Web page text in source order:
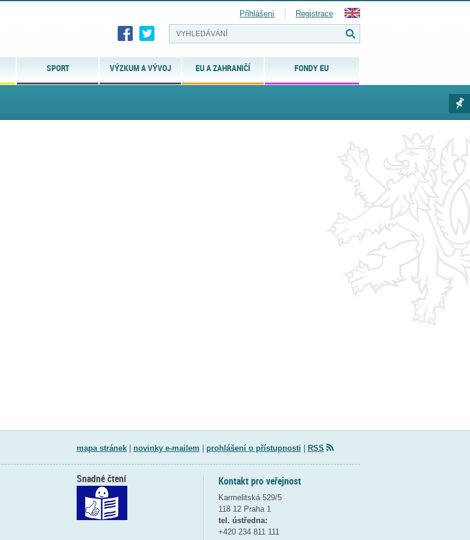
SPORT VÝZKUM A VÝVOJ EU A ZAHRANIČÍ FONDY EU
Přihlášení Registrace
mapa stránek| novinky e-mailem prohlášení o přístupnosti RSS
Kontakt pro veřejnost
Karmelitská 529/5
118 12 Praha 1
tel. ústředna:
+420 234 811 111
Snadné čtení